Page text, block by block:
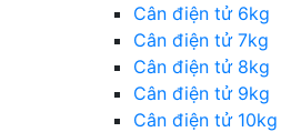
Cân điện tử 6kg
Cân điện tử 7kg
Cân điện tử 8kg
Cân điện tử 9kg
Cân điện tử 10kg